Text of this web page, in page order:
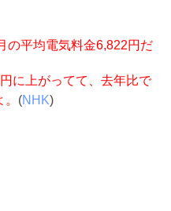
の平均電気料金6,822円だ
に上がってて、去年比で
(NHK)